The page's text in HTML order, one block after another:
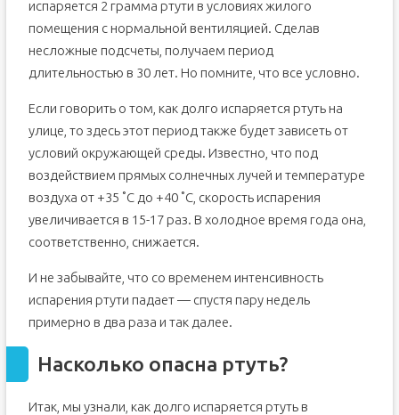
испаряется 2 грамма ртути в условиях жилого
помещения с нормальной вентиляцией. Сделав
несложные подсчеты, получаем период
длительностью в 30 лет. Но помните, что все условно.
Если говорить о том, как долго испаряется ртуть на
улице, то здесь этот период также будет зависеть от
условий окружающей среды. Известно, что под
воздействием прямых солнечных лучей и температуре
воздуха от +35 ˚С до +40 ˚С, скорость испарения
увеличивается в 15-17 раз. В холодное время года она,
соответственно, снижается.
И не забывайте, что со временем интенсивность
испарения ртути падает — спустя пару недель
примерно в два раза и так далее.
Насколько опасна ртуть?
Итак, мы узнали, как долго испаряется ртуть в